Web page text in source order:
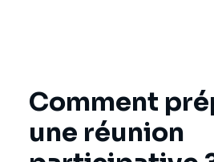
Comment
une réunion